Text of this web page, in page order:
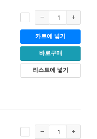
카트에 넣기
바로구매
리스트에 넣기